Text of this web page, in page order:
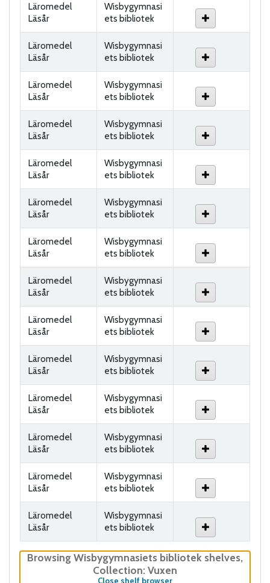
Läromedel
Läsår
Wisbygymnasi
ets bibliotek
Läromedel
Läsår
Wisbygymnasi
ets bibliotek
Läromedel
Läsår
Wisbygymnasi
ets bibliotek
Läromedel
Läsår
Wisbygymnasi
ets bibliotek
Läromedel
Läsår
Wisbygymnasi
ets bibliotek
Läromedel
Läsår
Wisbygymnasi
ets bibliotek
Läromedel
Läsår
Wisbygymnasi
ets bibliotek
Läromedel
Läsår
Wisbygymnasi
ets bibliotek
Läromedel
Läsår
Wisbygymnasi
ets bibliotek
Läromedel
Läsår
Wisbygymnasi
ets bibliotek
Läromedel
Läsår
Wisbygymnasi
ets bibliotek
Läromedel
Läsår
Wisbygymnasi
ets bibliotek
Läromedel
Läsår
Wisbygymnasi
ets bibliotek
Läromedel
Läsår
Wisbygymnasi
ets bibliotek
Browsing Wisbygymnasiets bibliotek shelves,
Collection: Vuxen
Close shelf browser(Hides shelf browser)